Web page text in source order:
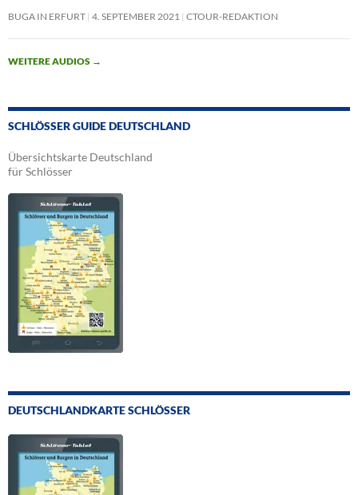
BUGA IN ERFURT 4. SEPTEMBER 2021 CTOUR-REDAKTION
WEITERE AUDIOS →
SCHLÖSSER GUIDE DEUTSCHLAND
Übersichtskarte Deutschland
für Schlösser
DEUTSCHLANDKARTE SCHLÖSSER